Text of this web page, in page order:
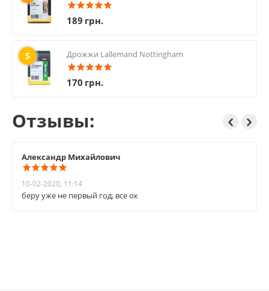
189 грн.
5 Дрожжи Lallemand Nottingham
170 грн.
Отзывы:
Александр Михайлович
10-02-2020, 11:14
беру уже не первый год, все ок